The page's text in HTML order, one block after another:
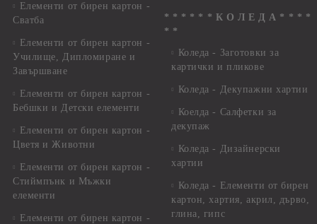
Елементи от бирен картон -
Сватба
Елементи от бирен картон -
Училище, Дипломиране и
Завършване
Елементи от бирен картон -
Бебшки и Детски елементи
Елементи от бирен картон -
Цветя и Животни
Елементи от бирен картон -
Стиймпънк и Мъжки
елементи
Елементи от бирен картон -
* * * * * * К О Л Е Д А * * * *
* *
Коледа - Заготовки за
картички и пликове
Коледа - Декупажни хартии
Коелда - Салфетки за
декупаж
Коледа - Дизайнерски
хартии
Коледа - Eлементи от бирен
картон, хартия, акрил, дърво,
глина, гипс